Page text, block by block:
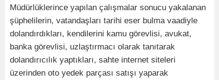
Müdürlüklerince yapılan çalışmalar sonucu yakalanan
şüphelilerin, vatandaşları tarihi eser bulma vaadiyle
dolandırdıkları, kendilerini kamu görevlisi, avukat,
banka görevlisi, uzlaştırmacı olarak tanıtarak
dolandırıcılık yaptıkları, sahte internet siteleri
üzerinden oto yedek parçası satışı yaparak